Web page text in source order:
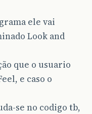
ele vai
Look and
que o usuario
e caso o
se no codigo tb,